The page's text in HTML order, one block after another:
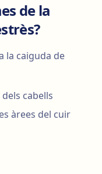
de la
la caiguda de
cabells
àrees del cuir